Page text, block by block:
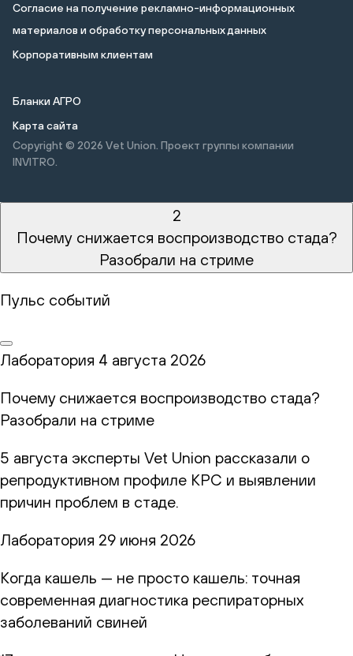
Cогласие на получение рекламно-информационных
материалов и обработку персональных данных
Корпоративным клиентам
Бланки АГРО
Карта сайта
Copyright © 2026 Vet Union. Проект группы компании
INVITRO.
2
Почему снижается воспроизводство стада?
Разобрали на стриме
Пульс событий
Лаборатория 4 августа 2026
Почему снижается воспроизводство стада?
Разобрали на стриме
5 августа эксперты Vet Union рассказали о
репродуктивном профиле КРС и выявлении
причин проблем в стаде.
Лаборатория 29 июня 2026
Когда кашель — не просто кашель: точная
современная диагностика респираторных
заболеваний свиней